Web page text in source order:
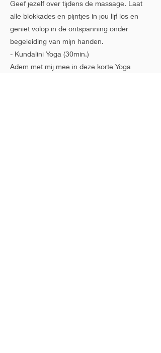
Geef jezelf over tijdens de massage. Laat
alle blokkades en pijntjes in jou lijf los en
geniet volop in de ontspanning onder
begeleiding van mijn handen.
- Kundalini Yoga (30min.)
Adem met mij mee in deze korte Yoga